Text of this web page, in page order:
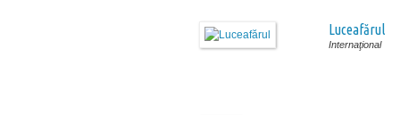
Luceafărul
Internaţional